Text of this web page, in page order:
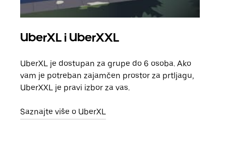
UberXL i UberXXL
UberXL je dostupan za grupe do 6 osoba. Ako
vam je potreban zajamčen prostor za prtljagu,
UberXXL je pravi izbor za vas.
Saznajte više o UberXL